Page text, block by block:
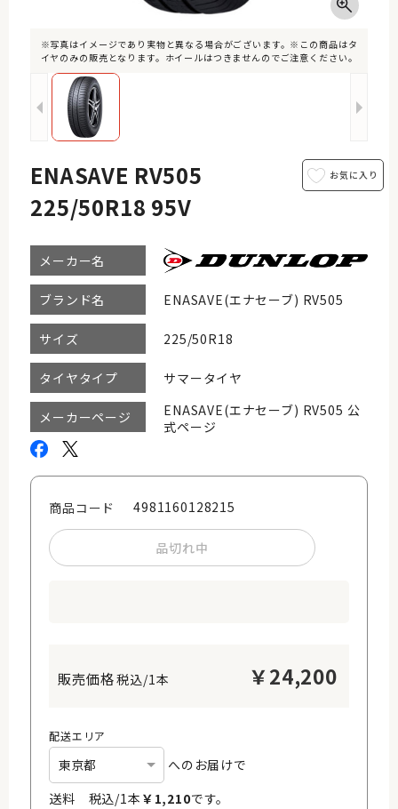
※写真はイメージであり実物と異なる場合がございます。※この商品はタ
イヤのみの販売となります。ホイールはつきませんのでご注意ください。
ENASAVE RV505
225/50R18 95V
メーカー名
ブランド名 ENASAVE(エナセーブ) RV505
サイズ 225/50R18
タイヤタイプ サマータイヤ
メーカーページ
ENASAVE(エナセーブ) RV505 公
式ページ
商品コード 4981160128215
品切れ中
税込/1本 ￥24,200
配送エリア
へのお届けで
送料 税込/1本 ￥ 1,210です。